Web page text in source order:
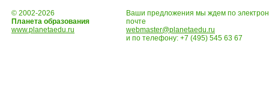
© 2002-2026
Планета образования
www.planetaedu.ru
Ваши предложения мы ждем по
почте
webmaster@planetaedu.ru
и по телефону: +7 (495) 545 63 67